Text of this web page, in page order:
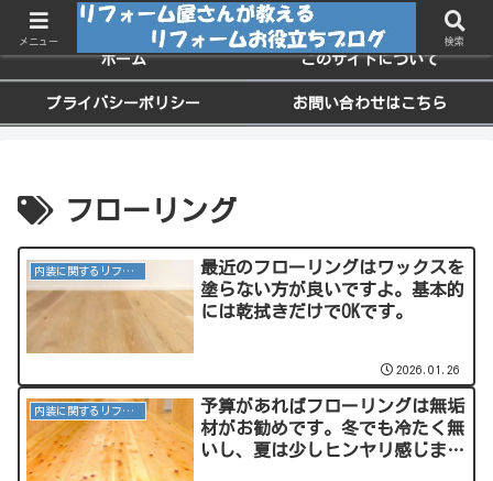
ちょっと役に立つお家のメンテナンス情報
ホーム このサイトについて
プライバシーポリシー お問い合わせはこちら
フローリング
内装に関するリフォーム
最近のフローリングはワックスを
塗らない方が良いですよ。基本的
には乾拭きだけでOKです。
2026.01.26
内装に関するリフォーム
予算があればフローリングは無垢
材がお勧めです。冬でも冷たく無
いし、夏は少しヒンヤリ感じま
メニュー 検索